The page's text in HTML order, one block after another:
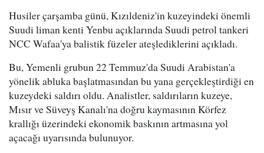
Husiler çarşamba günü, Kızıldeniz'in kuzeyindeki önemli
Suudi liman kenti Yenbu açıklarında Suudi petrol tankeri
NCC Wafaa'ya balistik füzeler ateşlediklerini açıkladı.
Bu, Yemenli grubun 22 Temmuz'da Suudi Arabistan'a
yönelik abluka başlatmasından bu yana gerçekleştirdiği en
kuzeydeki saldırı oldu. Analistler, saldırıların kuzeye,
Mısır ve Süveyş Kanalı'na doğru kaymasının Körfez
krallığı üzerindeki ekonomik baskının artmasına yol
açacağı uyarısında bulunuyor.